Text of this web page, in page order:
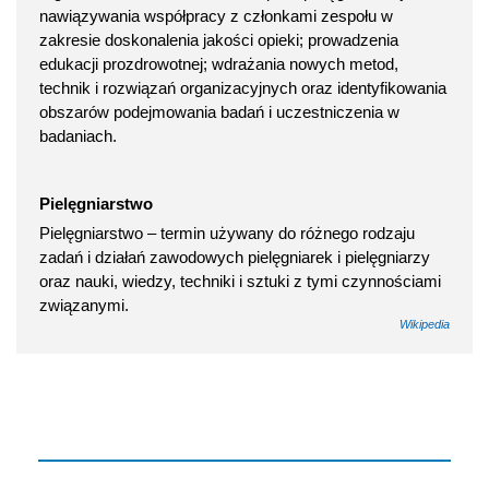
nawiązywania współpracy z członkami zespołu w
zakresie doskonalenia jakości opieki; prowadzenia
edukacji prozdrowotnej; wdrażania nowych metod,
technik i rozwiązań organizacyjnych oraz identyfikowania
obszarów podejmowania badań i uczestniczenia w
badaniach.
Pielęgniarstwo
Pielęgniarstwo – termin używany do różnego rodzaju
zadań i działań zawodowych pielęgniarek i pielęgniarzy
oraz nauki, wiedzy, techniki i sztuki z tymi czynnościami
związanymi.
Wikipedia